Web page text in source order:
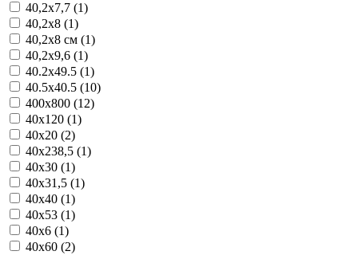
40,2x7,7 (1)
40,2x8 (1)
40,2x8 см (1)
40,2x9,6 (1)
40.2x49.5 (1)
40.5x40.5 (10)
400x800 (12)
40x120 (1)
40x20 (2)
40x238,5 (1)
40x30 (1)
40x31,5 (1)
40x40 (1)
40x53 (1)
40x6 (1)
40x60 (2)